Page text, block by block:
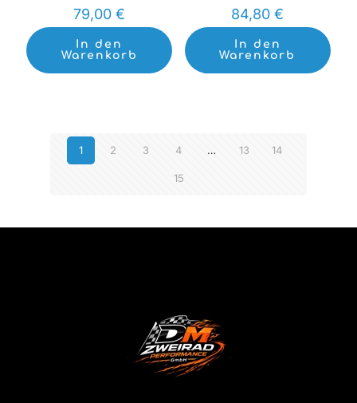
79,00€
In den
Warenkorb
84,80€
In den
Warenkorb
1 2 3 4 … 13 14
15